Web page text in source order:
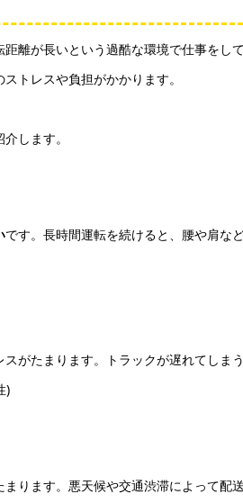
離が長いという過酷な環境で仕事をし
トレスや負担がかかります。
します。
です。長時間運転を続けると、腰や肩な
スがたまります。トラックが遅れてしま
)
まります。悪天候や交通渋滞によって配